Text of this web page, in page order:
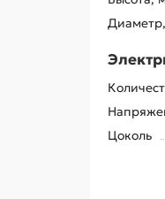
Цоколь